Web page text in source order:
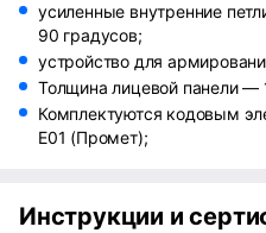
усиленные внутренние
90 градусов;
устройство для
Толщина лицевой панели —
Комплектуются кодовым
Е01 (Промет);
Инструкции и